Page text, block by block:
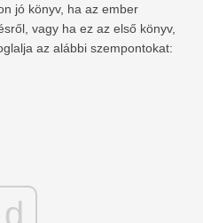
jó könyv, ha az ember
vagy ha ez az első könyv,
az alábbi szempontokat: